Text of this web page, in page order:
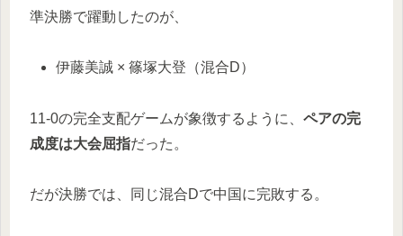
準決勝で躍動したのが、
伊藤美誠 × 篠塚大登（混合D）
11-0の完全支配ゲームが象徴するように、 ペアの完
成度は大会屈指だった。
だが決勝では、同じ混合Dで中国に完敗する。